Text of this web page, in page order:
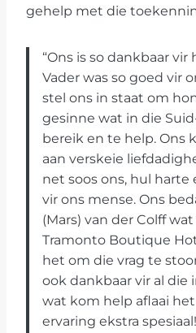
gehelp met die
“Ons is so dankbaar
Vader was so goed vir
stel ons in staat om
gesinne wat in die
bereik en te help. Ons
aan verskeie
net soos ons, hul
vir ons mense. Ons
(Mars) van der Colff
Tramonto Boutique
het om die vrag te
ook dankbaar vir al die
wat kom help aflaai
ervaring ekstra